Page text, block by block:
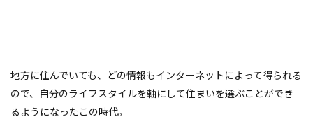
地方に住んでいても、どの情報もインターネットによって得られる
ので、自分のライフスタイルを軸にして住まいを選ぶことができ
るようになったこの時代。